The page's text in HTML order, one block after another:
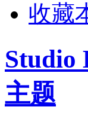
收藏
Studio
主题